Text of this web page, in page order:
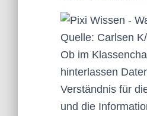
Quelle: Carlsen
Ob im
hinterlassen
Verständnis für
und die